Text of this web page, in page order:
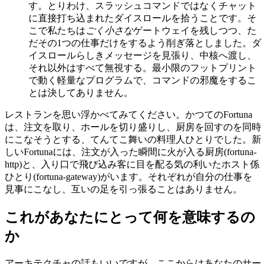
す。とりわけ、スラッシュコマンドではなくチャット
に直接打ち込まれたダイスロールを拾うことです。そ
こで私たちはごく小さなゲートウェイを残しつつ、た
だその1つの仕事だけをするよう削ぎ落としました。ダ
イスロールらしきメッセージを見張り、中核へ渡し、
それ以外はすべて無視する。最小限のフットプリント
で動く軽量なプログラムで、コマンドの邪魔をするこ
とは決してありません。
レストランを思い浮かべてみてください。かつてのFortuna
は、注文を取り、ホールを切り盛りし、厨房を回すのを同時
にこなそうとする、てんてこ舞いの料理人ひとりでした。新
しいFortunaには、注文が入った瞬間に火が入る厨房(fortuna-
http)と、入り口で飛び込み客に目を配る気の利いたホスト係
ひとり(fortuna-gateway)がいます。それぞれが自分の仕事を
見事にこなし、互いの足を引っ張ることはありません。
これがあなたにとって何を意味するの
か